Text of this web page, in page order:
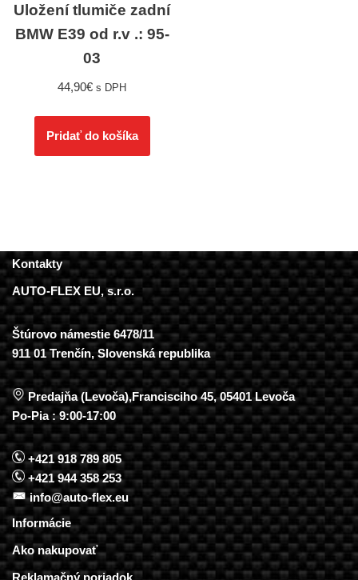
Uložení tlumiče zadní
BMW E39 od r.v .: 95-
03
44,90€ s DPH
Pridať do košíka
Kontakty
AUTO-FLEX EU, s.r.o.
Štúrovo námestie 6478/11
911 01 Trenčín, Slovenská republika
Predajňa (Levoča),Francisciho 45, 05401 Levoča
Po-Pia : 9:00-17:00
+421 918 789 805
+421 944 358 253
info@auto-flex.eu
Informácie
Ako nakupovať